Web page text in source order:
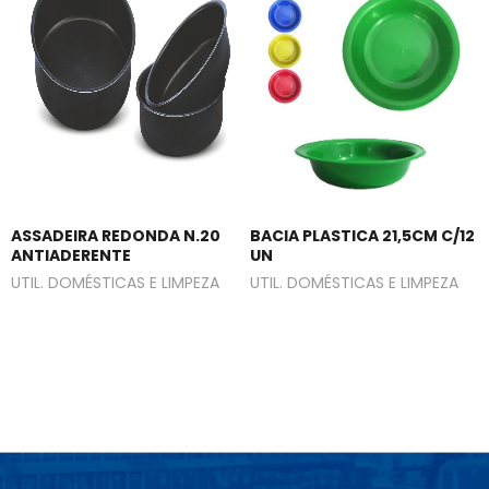
ASSADEIRA REDONDA N.20
ANTIADERENTE
UTIL. DOMÉSTICAS E LIMPEZA
BACIA PLASTICA 21,5CM C/12
UN
UTIL. DOMÉSTICAS E LIMPEZA